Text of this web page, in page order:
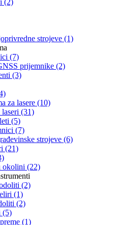
strojeve (1)
(7)
prijemnike (2)
(3)
za lasere (10)
(31)
(5)
(7)
strojeve (6)
(21)
okolini (22)
(2)
(1)
(2)
(5)
(1)